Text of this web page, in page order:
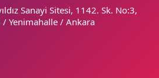
Sanayi Sitesi, 1142. Sk. No:3,
Yenimahalle / Ankara